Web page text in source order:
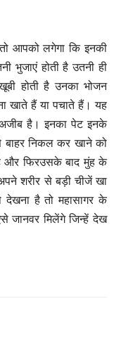
आपको लगेगा कि इनकी
भुजाएं होती है उतनी ही
होती है उनका भोजन
खाते हैं या पचाते हैं। यह
है। इनका पेट इनके
निकल कर खाने को
और फिरउसके बाद मुंह के
शरीर से बड़ी चीजें खा
है तो महासागर के
जानवर मिलेंगे जिन्हें देख